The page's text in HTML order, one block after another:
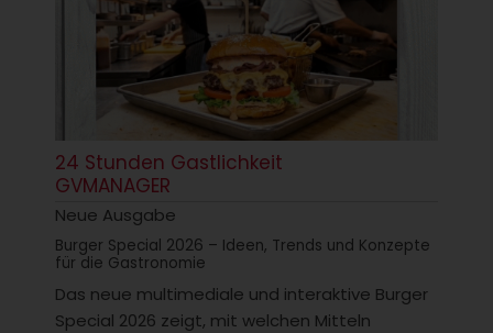
24 Stunden Gastlichkeit
GVMANAGER
Neue Ausgabe
Burger Special 2026 – Ideen, Trends und Konzepte
für die Gastronomie
Das neue multimediale und interaktive Burger
Special 2026 zeigt, mit welchen Mitteln